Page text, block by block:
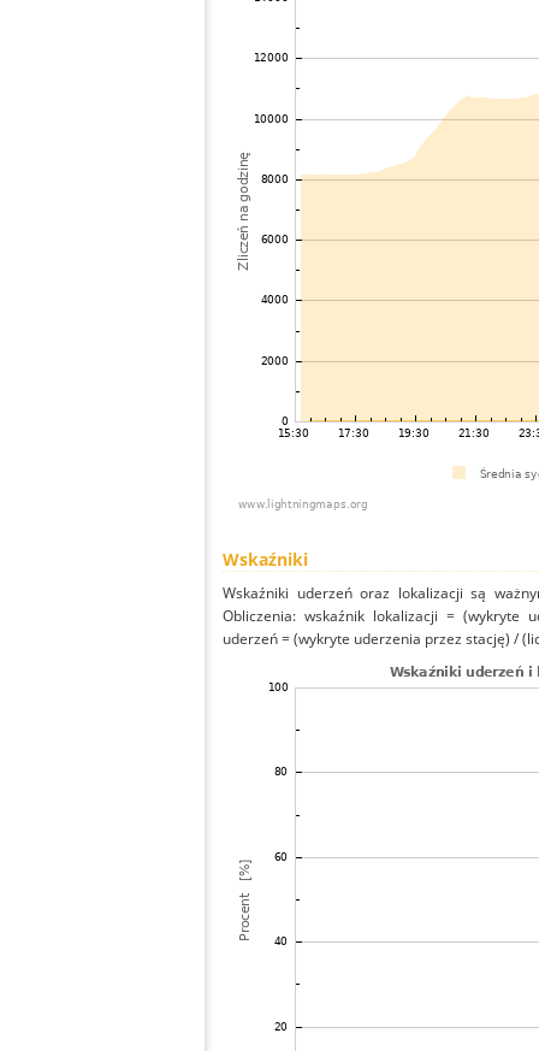
Wskaźniki
Wskaźniki uderzeń oraz lokalizacji są
Obliczenia: wskaźnik lokalizacji = (wykryte
uderzeń = (wykryte uderzenia przez stację) /